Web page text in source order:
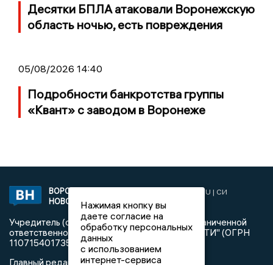
Десятки БПЛА атаковали Воронежскую
область ночью, есть повреждения
05/08/2026 14:40
Подробности банкротства группы
«Квант» с заводом в Воронеже
ВОРОНЕЖСКИЕ
НОВОСТИ
2019 © VORONEZHNEWS.RU | СИ
Учредитель (соучредители): Общество с ограниченной
ответственностью "РЕГИОНАЛЬНЫЕ НОВОСТИ" (ОГРН
1107154017354)
Главный редактор: Пирогов А.А.
Нажимая кнопку вы
даете согласие на
обработку персональных
данных
с использованием
интернет-сервиса